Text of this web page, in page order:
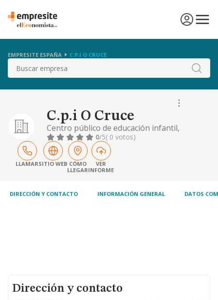
EMPRESITE ESPAÑA C.P.I O CRUCE
Buscar
C.p.i O Cruce
Centro público de educación infantil,
primaria y secundaria.
0/5( 0 votos)
LLAMARSITIO WEB CÓMO
LLEGAR
VER
INFORME
DIRECCIÓN Y CONTACTO INFORMACIÓN GENERAL DATOS
Dirección y contacto